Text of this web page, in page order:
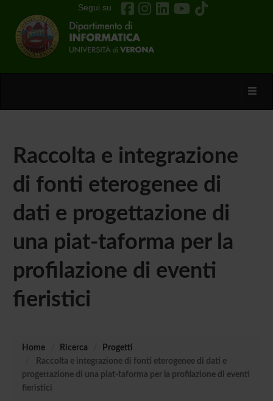
Segui su
Raccolta e integrazione
di fonti eterogenee di
dati e progettazione di
una piat-taforma per la
profilazione di eventi
fieristici
Home Ricerca
Progetti
Raccolta e integrazione di fonti eterogenee di dati e
progettazione di una piat-taforma per la profilazione di eventi
fieristici